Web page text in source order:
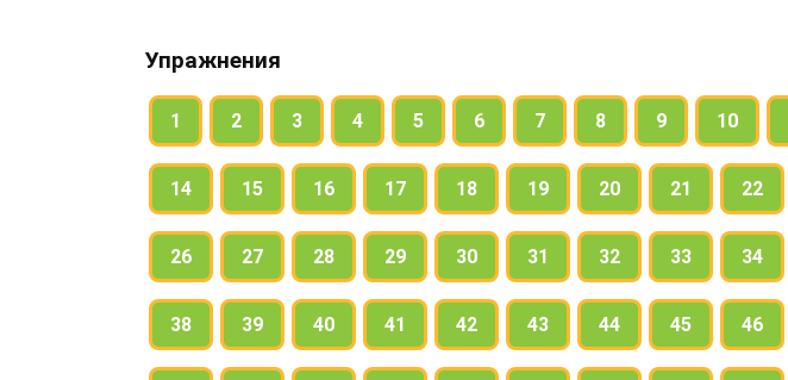
Упражнения
1 2 3 4 5 6 7 8 9 10
14 15 16 17 18 19 20 21 22
26 27 28 29 30 31 32 33 34
38 39 40 41 42 43 44 45 46